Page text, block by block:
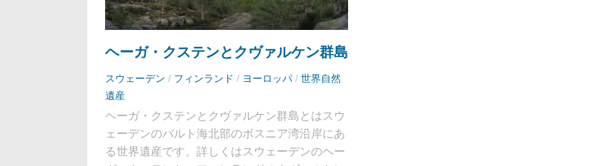
ヘーガ・クステンとクヴァルケン群島
スウェーデン / フィンランド / ヨーロッパ / 世界自然
遺産
ヘーガ・クステンとクヴァルケン群島とはスウ
ェーデンのバルト海北部のボスニア湾沿岸にあ
る世界遺産です。詳しくはスウェーデンのヘー